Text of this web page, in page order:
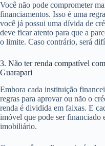
Você não pode comprometer
financiamentos. Isso é uma
você já possui uma dívida de
deve ficar atento para que a
o limite. Caso contrário, será
3. Não ter renda compatível
Guarapari
Embora cada instituição
regras para aprovar ou não o
renda é dividida em faixas. E
imóvel que pode ser financiado
imobiliário.